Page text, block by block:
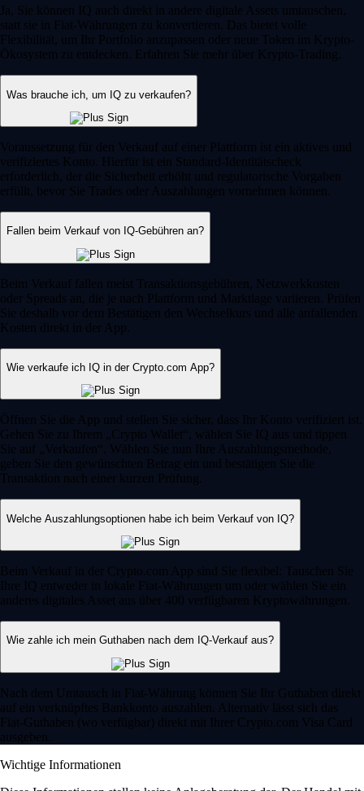
Ja, Sie können IQ auch direkt in andere digitale Assets umtauschen,
statt sie in Fiat-Währungen zu konvertieren. Das bietet volle
Flexibilität, um Ihr Portfolio anzupassen oder neue Token im Krypto-
Ökosystem zu entdecken. Erfahren Sie mehr über Krypto-Trading.
Was brauche ich, um IQ zu verkaufen?
Voraussetzung für den Verkauf auf einer Plattform ist ein aktives und
verifiziertes Konto. Hierfür ist ein Standard-Identitätscheck
erforderlich, der die Sicherheit erhöht und regulatorische Vorgaben
erfüllt, bevor Sie Trades oder Auszahlungen vornehmen können.
Fallen beim Verkauf von IQ-Gebühren an?
Beim Verkauf fallen meist Transaktionsgebühren, Netzwerkkosten
oder Spreads an, die je nach Plattform und Marktlage variieren. Prüfen
Sie deshalb vor dem Bestätigen den Wechselkurs und alle anfallenden
Kosten direkt in der App.
Wie verkaufe ich IQ in der Crypto.com App?
Öffnen Sie die App und stellen Sie sicher, dass Ihr Konto verifiziert ist.
Gehen Sie zu Ihrem „Crypto Wallet“, wählen Sie IQ aus und tippen
Sie auf „Verkaufen“. Wählen Sie nun Ihre Auszahlungsmethode,
geben Sie den gewünschten Betrag ein und bestätigen Sie die
Transaktion nach einer kurzen Prüfung.
Welche Auszahlungsoptionen habe ich beim Verkauf von IQ?
Beim Verkauf in der Crypto.com App sind Sie flexibel: Tauschen Sie
Ihre IQ entweder in lokale Fiat-Währungen um oder wählen Sie ein
anderes digitales Asset aus über 400 verfügbaren Kryptowährungen.
Wie zahle ich mein Guthaben nach dem IQ-Verkauf aus?
Nach dem Umtausch in Fiat-Währung können Sie Ihr Guthaben direkt
auf ein verknüpftes Bankkonto auszahlen. Alternativ lässt sich das
Fiat-Guthaben (wo verfügbar) direkt mit Ihrer Crypto.com Visa Card
ausgeben.
Wichtige Informationen